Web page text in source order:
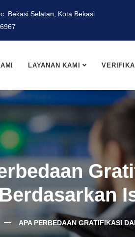
Bekasi Selatan, Kota Bekasi
LAYANAN KAMI
APA PERBEDAAN GRATIFIKASI